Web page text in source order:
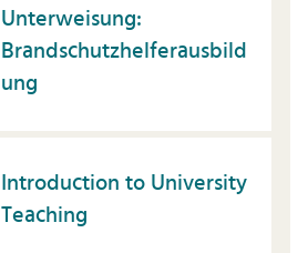
Unterweisung:
Brandschutzhelferausbild
ung
Introduction to University
Teaching